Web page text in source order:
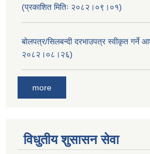
(प्रकाशित मितिः २०८२।०९।०१)
बोलपत्र/सिलबन्दी दरभाउपत्र स्वीकृत गर्ने
२०८२।०८।२६)
more
विधुतीय शुसासन सेवा